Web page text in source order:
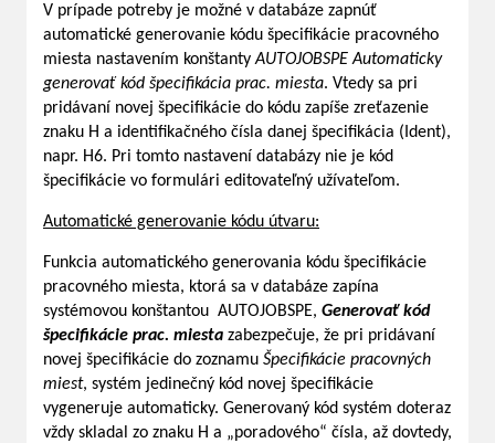
V prípade potreby je možné v databáze zapnúť
automatické generovanie kódu špecifikácie pracovného
miesta nastavením konštantyAUTOJOBSPE Automaticky
generovať kód špecifikácia prac. miesta. Vtedy sa pri
pridávaní novej špecifikácie do kódu zapíše zreťazenie
znaku H a identifikačného čísla danej špecifikácia (Ident),
napr. H6. Pri tomto nastavení databázy nie je kód
špecifikácie vo formulári editovateľný užívateľom.
Automatické generovanie kódu útvaru:
Funkcia automatického generovania kódu špecifikácie
pracovného miesta, ktorá sa v databáze zapína
systémovou konštantou AUTOJOBSPE, Generovať kód
špecifikácie prac. miesta zabezpečuje, že pri pridávaní
novej špecifikácie do zoznamu Špecifikácie pracovných
miest, systém jedinečný kód novej špecifikácie
vygeneruje automaticky. Generovaný kód systém doteraz
vždy skladal zo znaku H a „poradového“ čísla, až dovtedy,